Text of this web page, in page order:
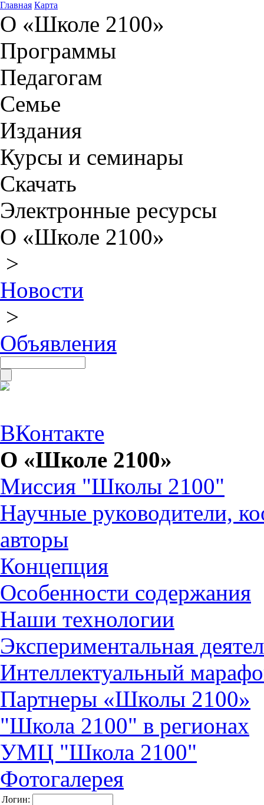
Главная Карта
О «Школе 2100»
Программы
Педагогам
Семье
Издания
Курсы и семинары
Скачать
Электронные ресурсы
О «Школе 2100»
>
Новости
>
Объявления
ВКонтакте
О «Школе 2100»
Миссия "Школы 2100"
Научные руководители,
авторы
Концепция
Особенности содержания
Наши технологии
Экспериментальная
Интеллектуальный
Партнеры «Школы 2100»
"Школа 2100" в регионах
УМЦ "Школа 2100"
Фотогалерея
Логин: